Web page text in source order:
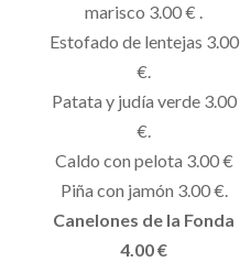
marisco 3.00 € .
Estofado de lentejas 3.00
€.
Patata y judía verde 3.00
€.
Caldo con pelota 3.00 €
Piña con jamón 3.00 €.
Canelones de la Fonda
4.00 €